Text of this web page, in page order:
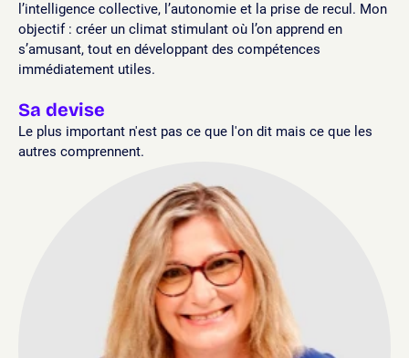
l’intelligence collective, l’autonomie et la prise de recul. Mon
objectif : créer un climat stimulant où l’on apprend en
s’amusant, tout en développant des compétences
immédiatement utiles.
Sa devise
Le plus important n'est pas ce que l'on dit mais ce que les
autres comprennent.